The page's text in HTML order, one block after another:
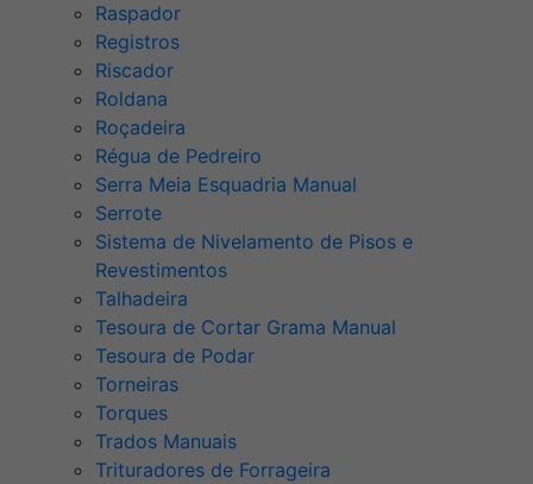
Raspador
Registros
Riscador
Roldana
Roçadeira
Régua de Pedreiro
Serra Meia Esquadria Manual
Serrote
Sistema de Nivelamento de Pisos e
Revestimentos
Talhadeira
Tesoura de Cortar Grama Manual
Tesoura de Podar
Torneiras
Torques
Trados Manuais
Trituradores de Forrageira